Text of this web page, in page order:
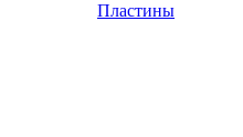
Пластины